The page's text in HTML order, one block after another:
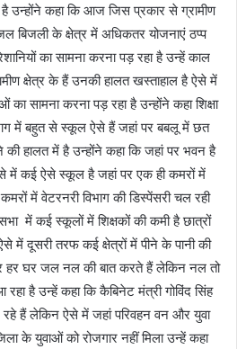
उन्होंने कहा कि आज जिस प्रकार से ग्रामीण
बिजली के क्षेत्र में अधिकतर योजनाएं ठप्प
का सामना करना पड़ रहा है उन्हें काल
क्षेत्र के हैं उनकी हालत खस्ताहाल है ऐसे में
का सामना करना पड़ रहा है उन्होंने कहा शिक्षा
में बहुत से स्कूल ऐसे हैं जहां पर बबलू में छत
हालत में है उन्होंने कहा कि जहां पर भवन है
में कई ऐसे स्कूल है जहां पर एक ही कमरों में
में वेटरनरी विभाग की डिस्पेंसरी चल रही
में कई स्कूलों में शिक्षकों की कमी है छात्रों
में दूसरी तरफ कई क्षेत्रों में पीने के पानी की
हर घर जल नल की बात करते हैं लेकिन नल तो
है उन्हें कहा कि कैबिनेट मंत्री गोविंद सिंह
हैं लेकिन ऐसे में जहां परिवहन वन और युवा
के युवाओं को रोजगार नहीं मिला उन्हें कहा